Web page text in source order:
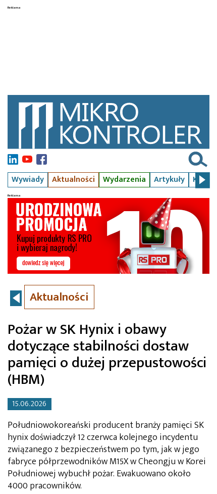
Wywiady Aktualności Wydarzenia Artykuły Kursy
Aktualności
Pożar w SK Hynix i obawy
dotyczące stabilności dostaw
pamięci o dużej przepustowości
(HBM)
15.06.2026
Południowokoreański producent branży pamięci SK
hynix doświadczył 12 czerwca kolejnego incydentu
związanego z bezpieczeństwem po tym, jak w jego
fabryce półprzewodników M15X w Cheongju w Korei
Południowej wybuchł pożar. Ewakuowano około
4000 pracowników.